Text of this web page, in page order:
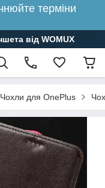
терміни
від WOMUX
Чохли для OnePlus